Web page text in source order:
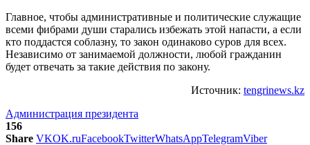
Главное, чтобы административные и политические служащие
всеми фибрами души старались избежать этой напасти, а если
кто поддастся соблазну, то закон одинаково суров для всех.
Независимо от занимаемой должности, любой гражданин
будет отвечать за такие действия по закону.
Источник: tengrinews.kz
Администрация президента
156
Share VKOK.ruFacebookTwitterWhatsAppTelegramViber